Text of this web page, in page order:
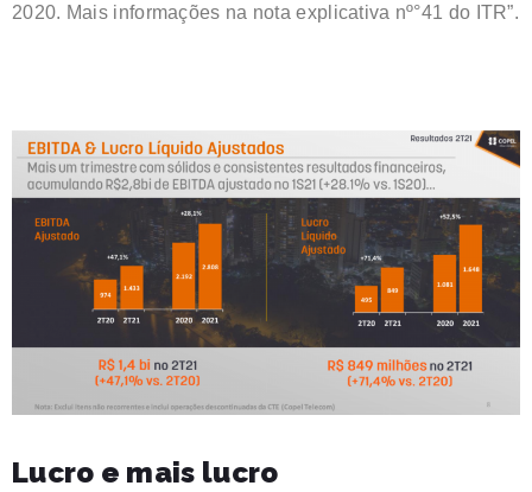
2020. Mais informações na nota explicativa nº°41 do ITR”.
Lucro e mais lucro